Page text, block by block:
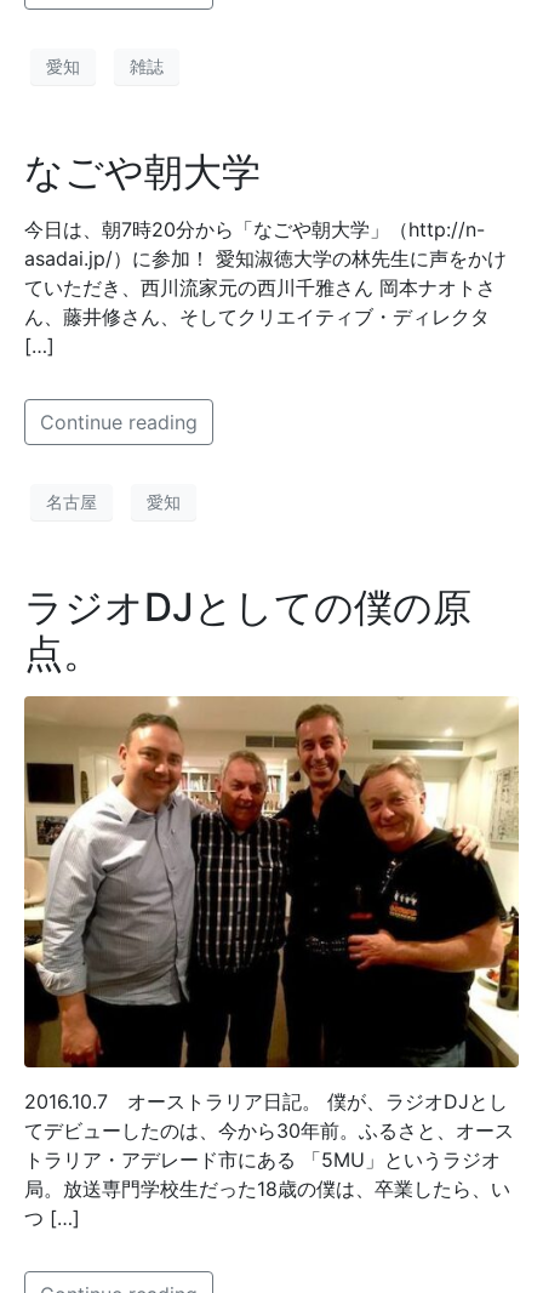
愛知 雑誌
なごや朝大学
今日は、朝7時20分から「なごや朝大学」（http://n-
asadai.jp/）に参加！ 愛知淑徳大学の林先生に声をかけ
ていただき、西川流家元の西川千雅さん 岡本ナオトさ
ん、藤井修さん、そしてクリエイティブ・ディレクタ
[…]
Continue reading
名古屋 愛知
ラジオDJとしての僕の原
点。
2016.10.7 オーストラリア日記。 僕が、ラジオDJとし
てデビューしたのは、今から30年前。ふるさと、オース
トラリア・アデレード市にある 「5MU」というラジオ
局。放送専門学校生だった18歳の僕は、卒業したら、い
つ […]